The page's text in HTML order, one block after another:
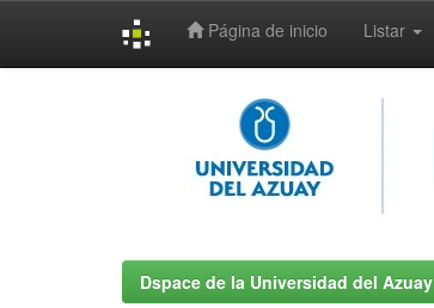
Página de inicio Listar
Dspace de la Universidad del Azuay